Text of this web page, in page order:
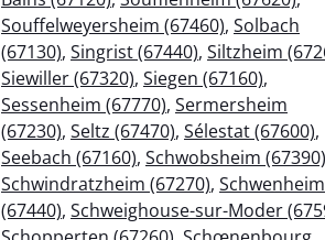
Souffelweyersheim (67460), Solbach
(67130), Singrist (67440), Siltzheim
Siewiller (67320), Siegen (67160),
Sessenheim (67770), Sermersheim
(67230), Seltz (67470), Sélestat (67600),
Seebach (67160), Schwobsheim (67390)
Schwindratzheim (67270), Schwenheim
(67440), Schweighouse-sur-Moder